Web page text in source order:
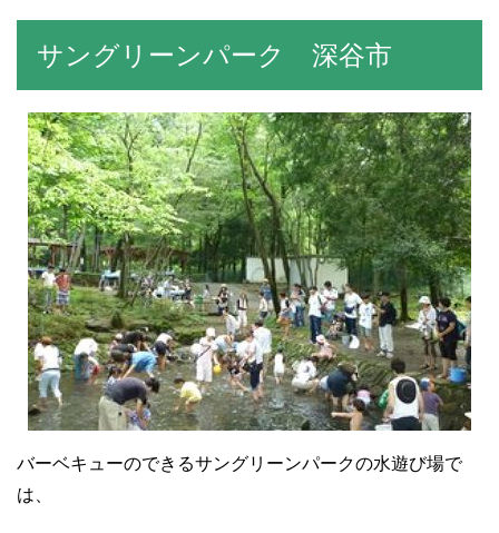
サングリーンパーク 深谷市
バーベキューのできるサングリーンパークの水遊び場で
は、